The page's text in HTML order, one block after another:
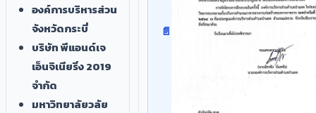
องค์การบริหารส่วน
จังหวัดกระบี่
บริษัท พีแอนด์เจ
เอ็นจิเนียริ่ง 2019
จำกัด
มหาวิทยาลัยวลัย